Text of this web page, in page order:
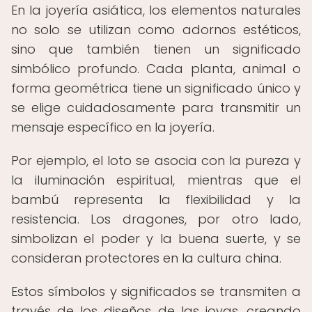
En la joyería asiática, los elementos naturales
no solo se utilizan como adornos estéticos,
sino que también tienen un significado
simbólico profundo. Cada planta, animal o
forma geométrica tiene un significado único y
se elige cuidadosamente para transmitir un
mensaje específico en la joyería.
Por ejemplo, el loto se asocia con la pureza y
la iluminación espiritual, mientras que el
bambú representa la flexibilidad y la
resistencia. Los dragones, por otro lado,
simbolizan el poder y la buena suerte, y se
consideran protectores en la cultura china.
Estos símbolos y significados se transmiten a